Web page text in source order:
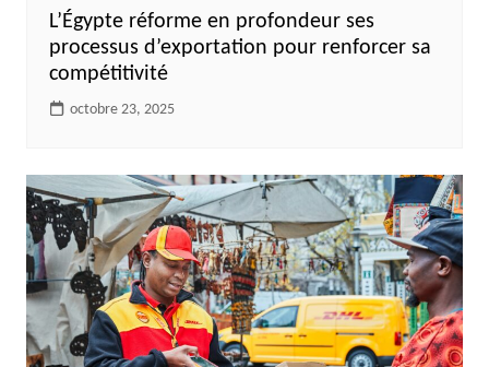
L’Égypte réforme en profondeur ses
processus d’exportation pour renforcer sa
compétitivité
octobre 23, 2025